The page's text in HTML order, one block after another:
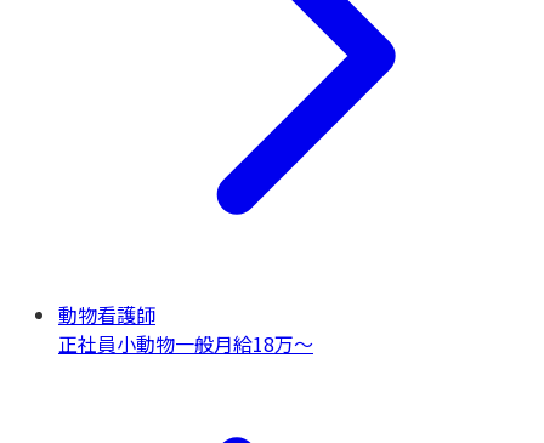
動物看護師
正社員小動物一般月給18万〜